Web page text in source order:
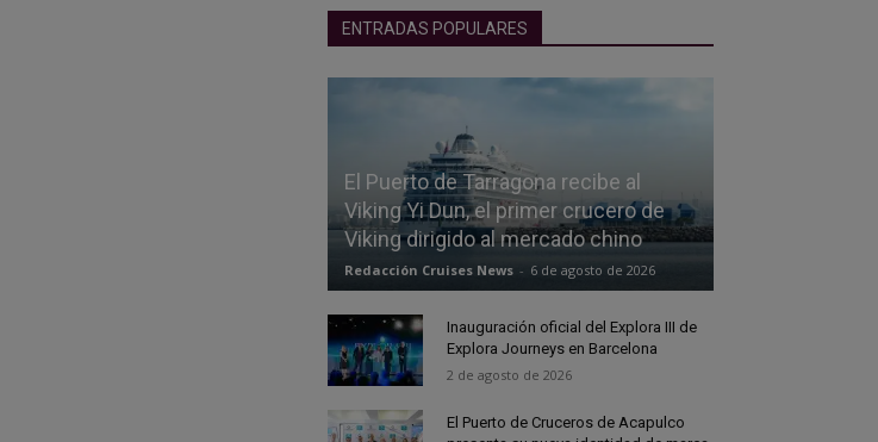
ENTRADAS POPULARES
El Puerto de Tarragona recibe al
Viking Yi Dun, el primer crucero de
Viking dirigido al mercado chino
Redacción Cruises News - 6 de agosto de 2026
Inauguración oficial del Explora III de
Explora Journeys en Barcelona
2 de agosto de 2026
El Puerto de Cruceros de Acapulco